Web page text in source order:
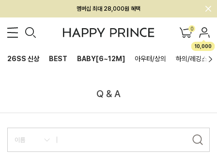
멤버십 최대 28,000원 혜택
0
10,000
26SS 신상 BEST BABY[6~12M] 아우터/상의 하의/레깅스
Q & A